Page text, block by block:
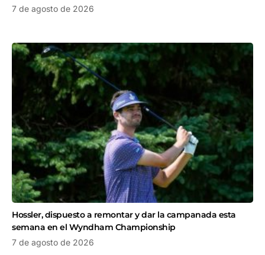
7 de agosto de 2026
Hossler, dispuesto a remontar y dar la campanada esta
semana en el Wyndham Championship
7 de agosto de 2026